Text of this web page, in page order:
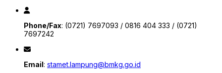
Phone/Fax: (0721) 7697093 / 0816 404 333 / (0721)
7697242
Email: stamet.lampung@bmkg.go.id